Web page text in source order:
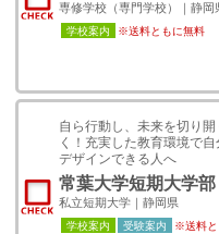
専修学校（専門学校）｜静岡
学校案内 ※送料ともに無料
自ら行動し、未来を切り
く！充実した教育環境で
デザインできる人へ
常葉大学短期大学部
私立短期大学｜静岡県
学校案内 受験案内 ※送料と